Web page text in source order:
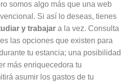
somos algo más que una web
Si así lo deseas, tienes
y trabajar a la vez. Consulta
las opciones que existen para
tu estancia; una posibilidad
más enriquecedora tu
asumir los gastos de tu